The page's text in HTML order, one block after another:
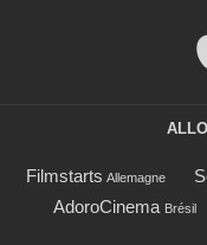
Filmstarts Allemagne
AdoroCinema Brésil